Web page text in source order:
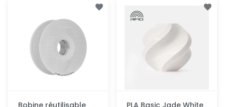
Bobine réutilisable
PLA Basic Jade White